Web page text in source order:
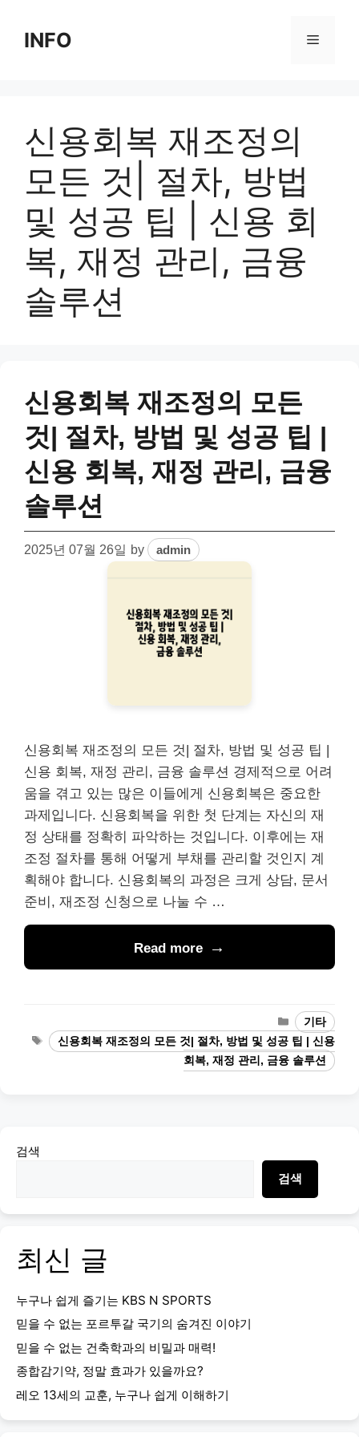
contentINFO Menu
신용회복 재조정의
모든 것| 절차, 방법
및 성공 팁 | 신용 회
복, 재정 관리, 금융
솔루션
신용회복 재조정의 모든
것| 절차, 방법 및 성공 팁 |
신용 회복, 재정 관리, 금융
솔루션
2025년 07월 26일 by admin
신용회복 재조정의 모든 것| 절차, 방법 및 성공 팁 |
신용 회복, 재정 관리, 금융 솔루션 경제적으로 어려
움을 겪고 있는 많은 이들에게 신용회복은 중요한
과제입니다. 신용회복을 위한 첫 단계는 자신의 재
정 상태를 정확히 파악하는 것입니다. 이후에는 재
조정 절차를 통해 어떻게 부채를 관리할 것인지 계
획해야 합니다. 신용회복의 과정은 크게 상담, 문서
준비, 재조정 신청으로 나눌 수 …
Read more
Categories
기타
Tags
신용회복 재조정의 모든 것| 절차, 방법 및 성공 팁 | 신용
회복, 재정 관리, 금융 솔루션
검색
검색
최신 글
누구나 쉽게 즐기는 KBS N SPORTS
믿을 수 없는 포르투갈 국기의 숨겨진 이야기
믿을 수 없는 건축학과의 비밀과 매력!
종합감기약, 정말 효과가 있을까요?
레오 13세의 교훈, 누구나 쉽게 이해하기